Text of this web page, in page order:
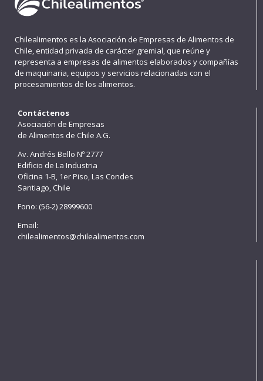
Chilealimentos es la Asociación de Empresas de Alimentos de
Chile, entidad privada de carácter gremial, que reúne y
representa a empresas de alimentos elaborados y compañías
de maquinaria, equipos y servicios relacionadas con el
procesamientos de los alimentos.
Contáctenos
Asociación de Empresas
de Alimentos de Chile A.G.
Av. Andrés Bello Nº 2777
Edificio de La Industria
Oficina 1-B, 1er Piso, Las Condes
Santiago, Chile
Fono: (56-2) 28999600
Email:
chilealimentos@chilealimentos.com